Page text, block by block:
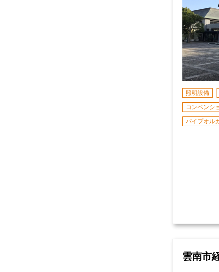
照明設備
コンベンシ
パイプオル
雲南市